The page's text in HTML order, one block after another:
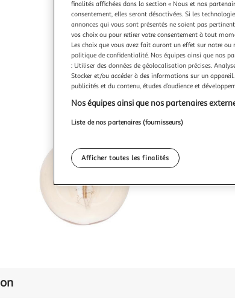
finalités affichées dans la section « Nous et nos
consentement, elles seront désactivées. Si les
annonces qui vous sont présentés ne soient pas
vos choix ou pour retirer votre consentement à tout
Les choix que vous avez fait auront un effet sur notre ou
politique de confidentialité. Nos équipes ainsi que nos
: Utiliser des données de géolocalisation précises.
Stocker et/ou accéder à des informations sur un
publicités et du contenu, études d’audience et
Nos équipes ainsi que nos partenaires
Liste de nos partenaires (fournisseurs)
Afficher toutes les finalités